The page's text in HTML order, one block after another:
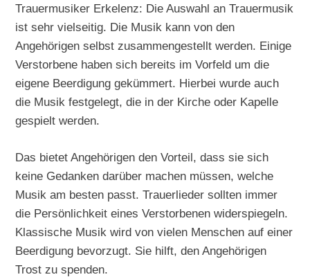
Trauermusiker Erkelenz: Die Auswahl an Trauermusik
ist sehr vielseitig. Die Musik kann von den
Angehörigen selbst zusammengestellt werden. Einige
Verstorbene haben sich bereits im Vorfeld um die
eigene Beerdigung gekümmert. Hierbei wurde auch
die Musik festgelegt, die in der Kirche oder Kapelle
gespielt werden.
Das bietet Angehörigen den Vorteil, dass sie sich
keine Gedanken darüber machen müssen, welche
Musik am besten passt. Trauerlieder sollten immer
die Persönlichkeit eines Verstorbenen widerspiegeln.
Klassische Musik wird von vielen Menschen auf einer
Beerdigung bevorzugt. Sie hilft, den Angehörigen
Trost zu spenden.